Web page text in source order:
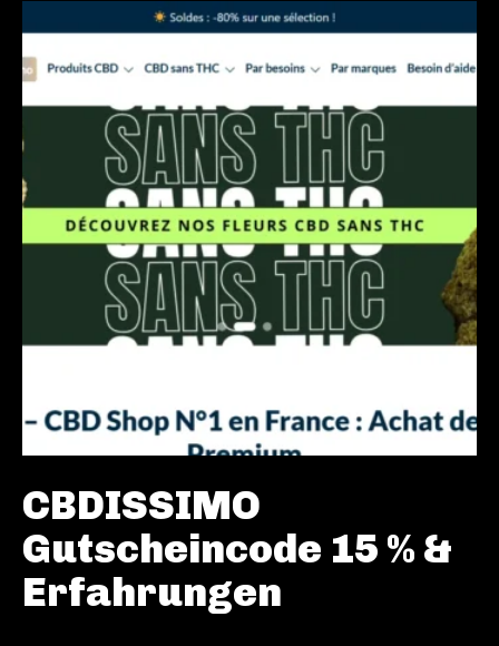
CBDISSIMO
Gutscheincode 15 % &
Erfahrungen